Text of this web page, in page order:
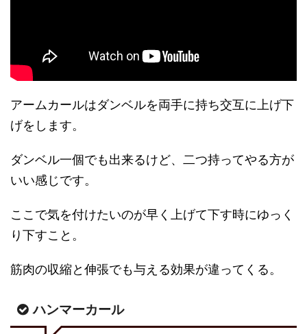
アームカールはダンベルを両手に持ち交互に上げ下
げをします。
ダンベル一個でも出来るけど、二つ持ってやる方が
いい感じです。
ここで気を付けたいのが早く上げて下す時にゆっく
り下すこと。
筋肉の収縮と伸張でも与える効果が違ってくる。
ハンマーカール